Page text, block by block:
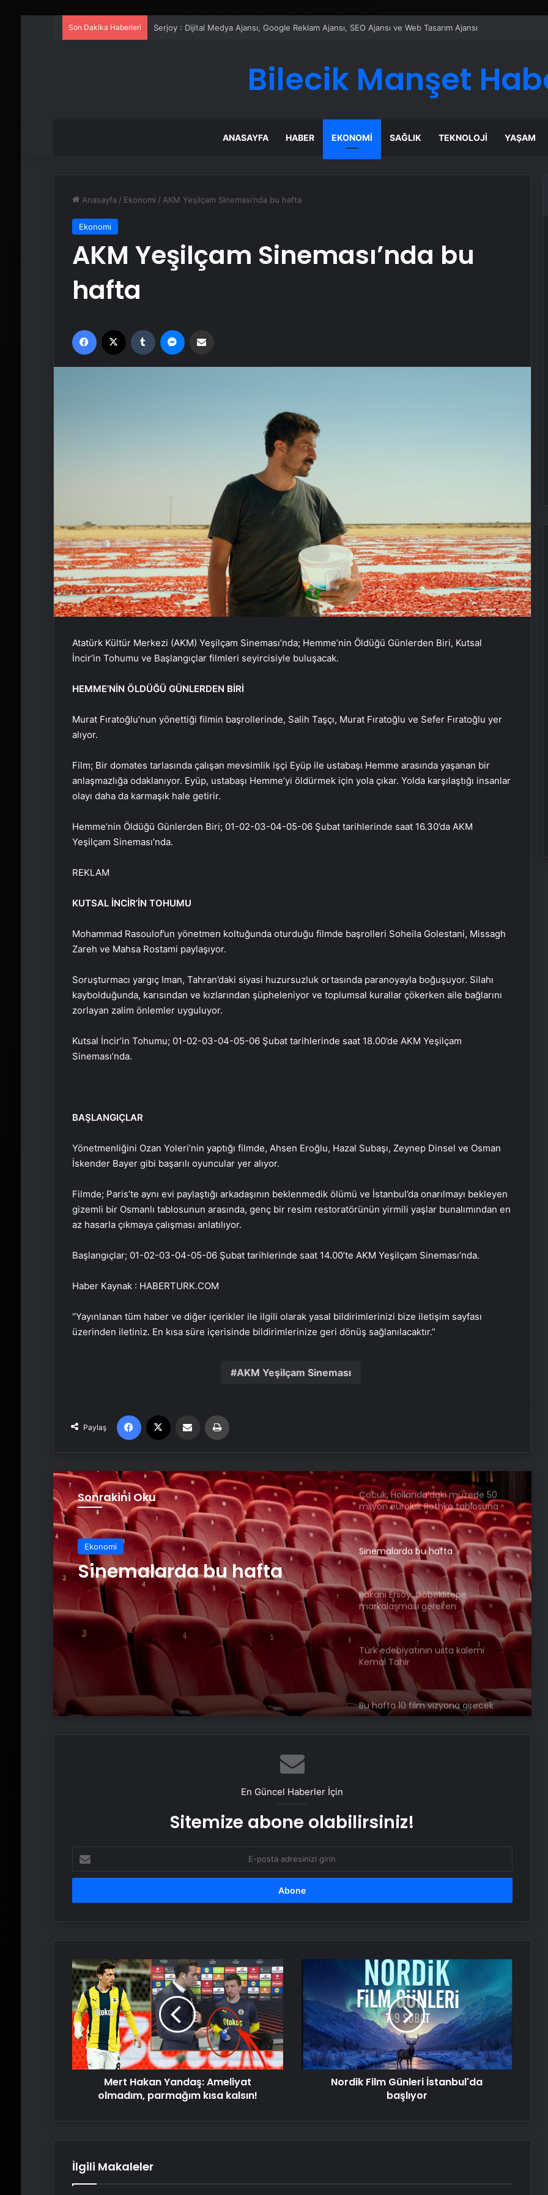
Son Dakika Haberleri UETDS Nedir ? Uetds.com İle Akıllı Dijital Taşımacılık Yazılımı
Bilecik Manşet
ANASAYFA HABER EKONOMI SAĞLIK TEKNOLOJI YAŞAM
Anasayfa / Ekonomi / AKM Yeşilçam Sineması’nda bu hafta
Ekonomi
AKM Yeşilçam Sineması’nda bu
hafta
Facebook Tumblr
Atatürk Kültür Merkezi (AKM) Yeşilçam Sineması’nda; Hemme’nin Öldüğü Günlerden Biri, Kutsal
İncir’in Tohumu ve Başlangıçlar filmleri seyircisiyle buluşacak.
HEMME’NİN ÖLDÜĞÜ GÜNLERDEN BİRİ
Murat Fıratoğlu’nun yönettiği filmin başrollerinde, Salih Taşçı, Murat Fıratoğlu ve Sefer Fıratoğlu yer
alıyor.
Film; Bir domates tarlasında çalışan mevsimlik işçi Eyüp ile ustabaşı Hemme arasında yaşanan bir
anlaşmazlığa odaklanıyor. Eyüp, ustabaşı Hemme’yi öldürmek için yola çıkar. Yolda karşılaştığı insanlar
olayı daha da karmaşık hale getirir.
Hemme’nin Öldüğü Günlerden Biri; 01-02-03-04-05-06 Şubat tarihlerinde saat 16.30’da AKM
Yeşilçam Sineması’nda.
REKLAM
KUTSAL İNCİR’İN TOHUMU
Mohammad Rasoulof’un yönetmen koltuğunda oturduğu filmde başrolleri Soheila Golestani, Missagh
Zareh ve Mahsa Rostami paylaşıyor.
Soruşturmacı yargıç Iman, Tahran’daki siyasi huzursuzluk ortasında paranoyayla boğuşuyor. Silahı
kaybolduğunda, karısından ve kızlarından şüpheleniyor ve toplumsal kurallar çökerken aile bağlarını
zorlayan zalim önlemler uyguluyor.
Kutsal İncir’in Tohumu; 01-02-03-04-05-06 Şubat tarihlerinde saat 18.00’de AKM Yeşilçam
Sineması’nda.
BAŞLANGIÇLAR
Yönetmenliğini Ozan Yoleri’nin yaptığı filmde, Ahsen Eroğlu, Hazal Subaşı, Zeynep Dinsel ve Osman
İskender Bayer gibi başarılı oyuncular yer alıyor.
Filmde; Paris’te aynı evi paylaştığı arkadaşının beklenmedik ölümü ve İstanbul’da onarılmayı bekleyen
gizemli bir Osmanlı tablosunun arasında, genç bir resim restoratörünün yirmili yaşlar bunalımından en
az hasarla çıkmaya çalışması anlatılıyor.
Başlangıçlar; 01-02-03-04-05-06 Şubat tarihlerinde saat 14.00’te AKM Yeşilçam Sineması’nda.
Haber Kaynak : HABERTURK.COM
“Yayınlanan tüm haber ve diğer içerikler ile ilgili olarak yasal bildirimlerinizi bize iletişim sayfası
üzerinden iletiniz. En kısa süre içerisinde bildirimlerinize geri dönüş sağlanılacaktır.”
AKM Yeşilçam Sineması
Paylaş
Facebook Email'den paylaş
Sonrakini Oku
Ekonomi
Sinemalarda bu hafta
Yunus Emre’nin basılan en eski
Gemi batığında 1100 yıllık kapağı
açılmamış amfora bulundu
Çocuk, Hollanda’daki müzede 50
milyon euroluk Rothko tablosuna
zarar verdi
Sinemalarda bu hafta
Bakanı Ersoy: Göbeklitepe
markalaşması gereken
ürünlerimizin başında geliyor
Türk edebiyatının usta kalemi
Kemal Tahir
Bu hafta 10 film vizyona girecek
sinemaseverlerle buluşacak
Efes Müzesi 3500 yıllık tarihsel
sürece ışık tutuyor
Çocuk, Hollanda’daki müzede 50
milyon euroluk Rothko tablosuna
zarar verdi
Sinemalarda bu hafta
En Güncel Haberler İçin
Sitemize abone olabilirsiniz!
posta
adresinizi
Mert
Hakan
Yandaş:
Ameliyat
olmadım,
parmağım
kısa
kalsın!
Mert Hakan Yandaş: Ameliyat
olmadım, parmağım kısa kalsın!
Nordik
Film
İstanbul'da
başlıyor
Nordik Film Günleri İstanbul'da
başlıyor
İlgili Makaleler